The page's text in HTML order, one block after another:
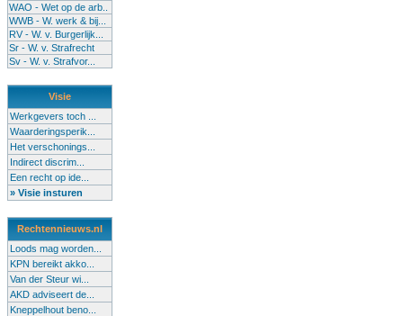
WAO - Wet op de arb..
WWB - W. werk & bij...
RV - W. v. Burgerlijk...
Sr - W. v. Strafrecht
Sv - W. v. Strafvor...
Visie
Werkgevers toch ...
Waarderingsperik...
Het verschonings...
Indirect discrim...
Een recht op ide...
» Visie insturen
Rechtennieuws.nl
Loods mag worden...
KPN bereikt akko...
Van der Steur wi...
AKD adviseert de...
Kneppelhout beno...